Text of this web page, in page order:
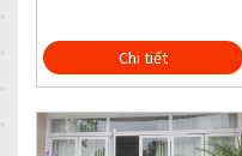
Chi tiết